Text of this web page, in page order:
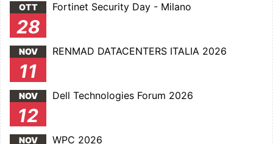
OTT
28
Fortinet Security Day - Milano
NOV
11
RENMAD DATACENTERS ITALIA 2026
NOV
12
Dell Technologies Forum 2026
NOV WPC 2026